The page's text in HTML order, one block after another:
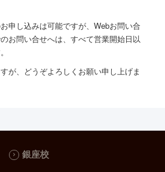
申し込みは可能ですが、Webお問い合
お問い合せへは、すべて営業開始日以
が、どうぞよろしくお願い申し上げま
銀座校